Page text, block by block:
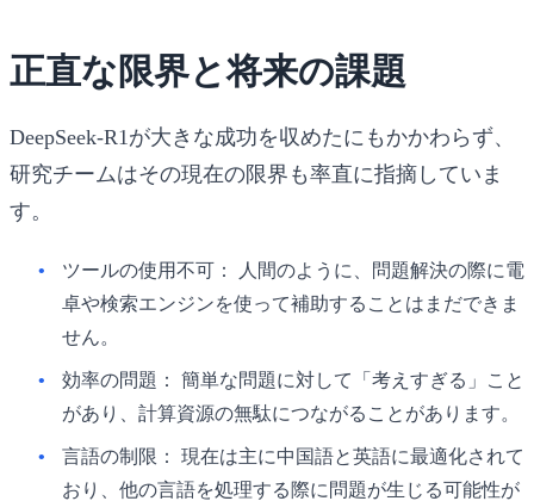
正直な限界と将来の課題
DeepSeek-R1が大きな成功を収めたにもかかわらず、
研究チームはその現在の限界も率直に指摘していま
す。
ツールの使用不可：
人間のように、問題解決の際に電
卓や検索エンジンを使って補助することはまだできま
せん。
効率の問題：
簡単な問題に対して「考えすぎる」こと
があり、計算資源の無駄につながることがあります。
言語の制限：
現在は主に中国語と英語に最適化されて
おり、他の言語を処理する際に問題が生じる可能性が